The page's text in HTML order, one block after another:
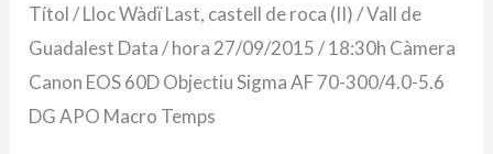
Títol / Lloc Wàdï Last, castell de roca (II) / Vall de
Guadalest Data / hora 27/09/2015 / 18:30h Càmera
Canon EOS 60D Objectiu Sigma AF 70-300/4.0-5.6
DG APO Macro Temps